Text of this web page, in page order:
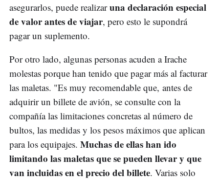
asegurarlos, puede realizaruna declaración especial
de valor antes de viajar, pero esto le supondrá
pagar un suplemento.
Por otro lado, algunas personas acuden a Irache
molestas porque han tenido que pagar más al facturar
las maletas. "Es muy recomendable que, antes de
adquirir un billete de avión, se consulte con la
compañía las limitaciones concretas al número de
bultos, las medidas y los pesos máximos que aplican
para los equipajes. Muchas de ellas han ido
limitando las maletas que se pueden llevar y que
van incluidas en el precio del billete. Varias solo